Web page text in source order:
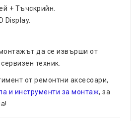
+ Тъчскрийн.
Display.
да се извърши от
техник.
от ремонтни аксесоари,
и инструменти за монтаж, за